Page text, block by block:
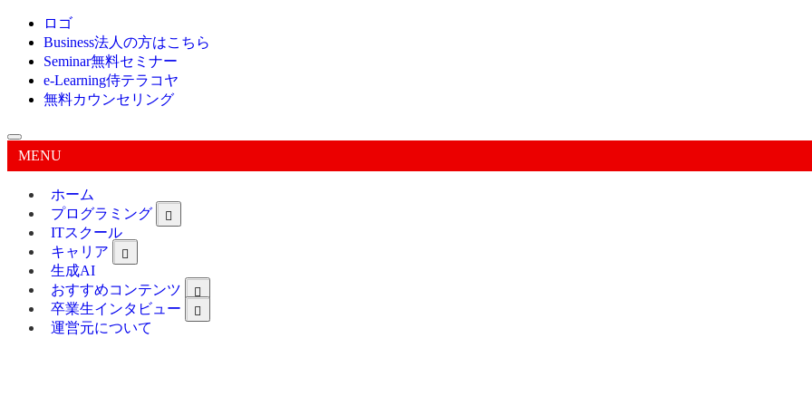
ロゴ
Business法人の方はこちら
Seminar無料セミナー
e-Learning侍テラコヤ
無料カウンセリング
MENU
ホーム
プログラミング
ITスクール
キャリア
生成AI
おすすめコンテンツ
卒業生インタビュー
運営元について